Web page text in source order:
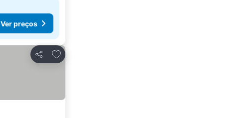
Ver preços
Partilhar
Adicionar aos favoritos